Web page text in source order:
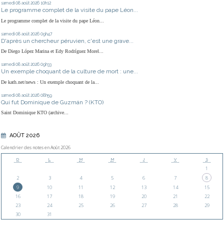
samedi 08 août 2026 10h12
Le programme complet de la visite du pape Léon...
Le programme complet de la visite du pape Léon...
samedi 08 août 2026 09h47
D'après un chercheur péruvien, c'est une grave...
De Diego López Marina et Edy Rodríguez Morel...
samedi 08 août 2026 09h33
Un exemple choquant de la culture de mort : une...
De kath.net/news : Un exemple choquant de la...
samedi 08 août 2026 08h59
Qui fut Dominique de Guzmán ? (KTO)
Saint Dominique KTO (archive...
AOÛT 2026
Calendrier des notes en Août 2026
D L M M J V S
1
2
3 4 5 6 7
8
9
10 11 12 13 14
15
16
17 18 19 20 21
22
23
24 25 26 27 28
29
30
31